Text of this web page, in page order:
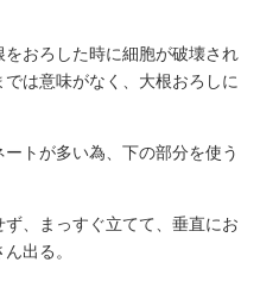
をおろした時に細胞が破壊され
は意味がなく、大根おろしに
トが多い為、下の部分を使う
ず、まっすぐ立てて、垂直にお
出る。